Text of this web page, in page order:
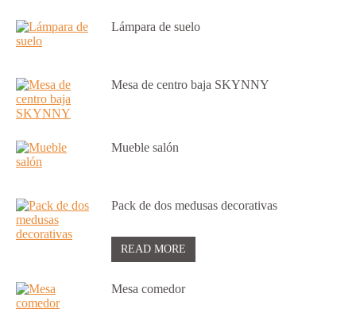
Lámpara de suelo
Mesa de centro baja SKYNNY
Mueble salón
Pack de dos medusas decorativas
READ MORE
Mesa comedor